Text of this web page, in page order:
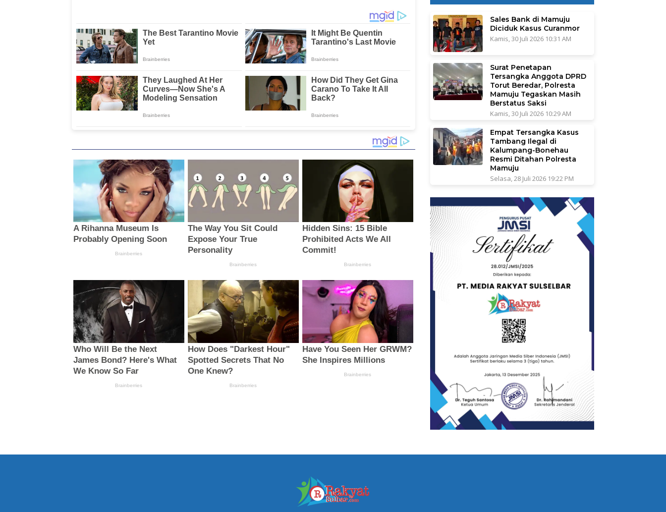
Sales Bank di Mamuju
Diciduk Kasus Curanmor
Kamis, 30 Juli 2026 10:31 AM
Surat Penetapan
Tersangka Anggota DPRD
Torut Beredar, Polresta
Mamuju Tegaskan Masih
Berstatus Saksi
Kamis, 30 Juli 2026 10:29 AM
Empat Tersangka Kasus
Tambang Ilegal di
Kalumpang-Bonehau
Resmi Ditahan Polresta
Mamuju
Selasa, 28 Juli 2026 19:22 PM